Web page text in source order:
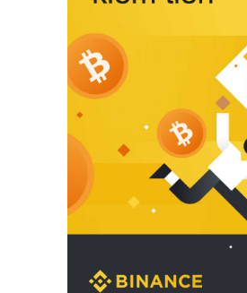
tế còn giúp ngăn ngừa
khuẩn và nấm mốc
thời tiết nóng ẩm. Bạn
thêm các nghiên cứu
động của giấc ngủ và
phòng ngủ đối với sức
người tại Sleep
Link) để có cái nhìn
2. Các tiêu chí vàng khi
chăn ga gối đệm cao
ngủ
Để sở hữu một bộ
cao cấp hoàn hảo cả
công năng, người tiêu
nhắc kỹ lưỡng các tiêu